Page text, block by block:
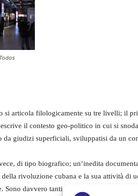
si articola filologicamente su tre livelli; il
il contesto geo-politico in cui si
da giudizi superficiali, sviluppatisi da un
di tipo biografico; un’inedita
rivoluzione cubana e la sua attività di
Sono davvero tanti gli approfondimenti